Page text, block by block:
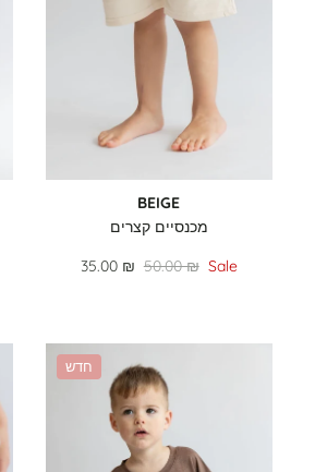
BEIGE
מכנסיים קצרים
35.00 ₪ 50.00 ₪ Sale
חדש